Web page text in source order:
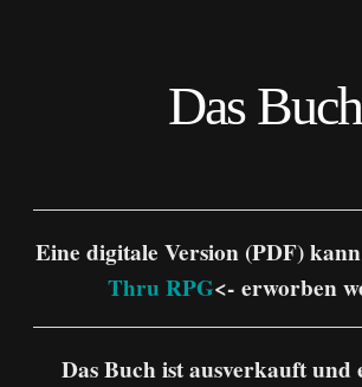
Das Buch
Eine digitale Version (PDF)
Thru RPG<- erworben
Das Buch ist ausverkauft und